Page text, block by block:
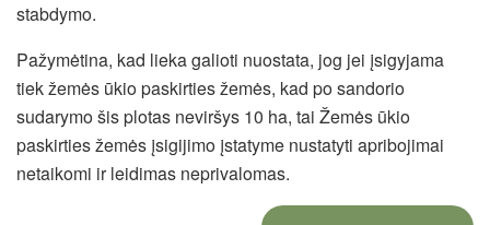
stabdymo.
Pažymėtina, kad lieka galioti nuostata, jog jei įsigyjama
tiek žemės ūkio paskirties žemės, kad po sandorio
sudarymo šis plotas neviršys 10 ha, tai Žemės ūkio
paskirties žemės įsigijimo įstatyme nustatyti apribojimai
netaikomi ir leidimas neprivalomas.